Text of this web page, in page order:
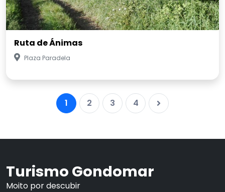
Ruta de Ánimas
Plaza Paradela
1 2 3 4
Turismo Gondomar
Moito por descubir